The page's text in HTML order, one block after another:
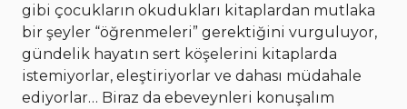
gibi çocukların okudukları kitaplardan mutlaka
bir şeyler “öğrenmeleri” gerektiğini vurguluyor,
gündelik hayatın sert köşelerini kitaplarda
istemiyorlar, eleştiriyorlar ve dahası müdahale
ediyorlar… Biraz da ebeveynleri konuşalım